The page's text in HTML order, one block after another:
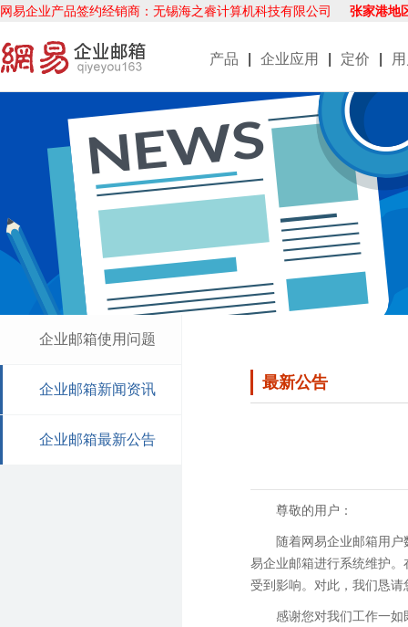
网易企业产品签约经销商：无锡海之睿计算机科技有限公司 张家港地
产品 企业应用 定价
企业邮箱使用问题
企业邮箱新闻资讯
企业邮箱最新公告
最新公告
尊敬的用户：
随着网易企业邮箱用
易企业邮箱进行系统维护
受到影响。对此，我们恳请
感谢您对我们工作一